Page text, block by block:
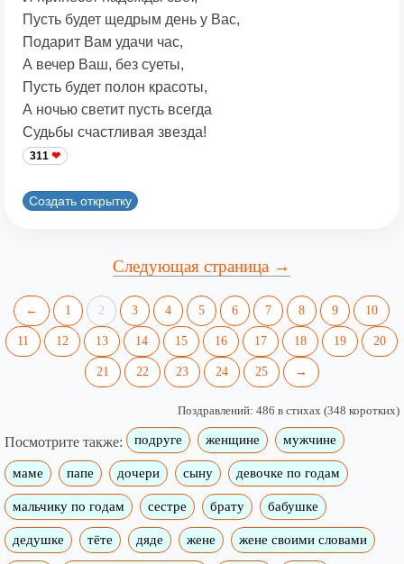
Пусть будет щедрым день у Вас,
Подарит Вам удачи час,
А вечер Ваш, без суеты,
Пусть будет полон красоты,
А ночью светит пусть всегда
Судьбы счастливая звезда!
311
Создать открытку
Следующая страница →
← 1 2 3 4 5 6 7 8 9 10
11 12 13 14 15 16 17 18 19 20
21 22 23 24 25 →
Поздравлений: 486 в стихах (348 коротких)
Посмотрите также: подруге женщине мужчине
маме папе дочери сыну девочке по годам
мальчику по годам сестре брату бабушке
дедушке тёте дяде жене жене своими словами